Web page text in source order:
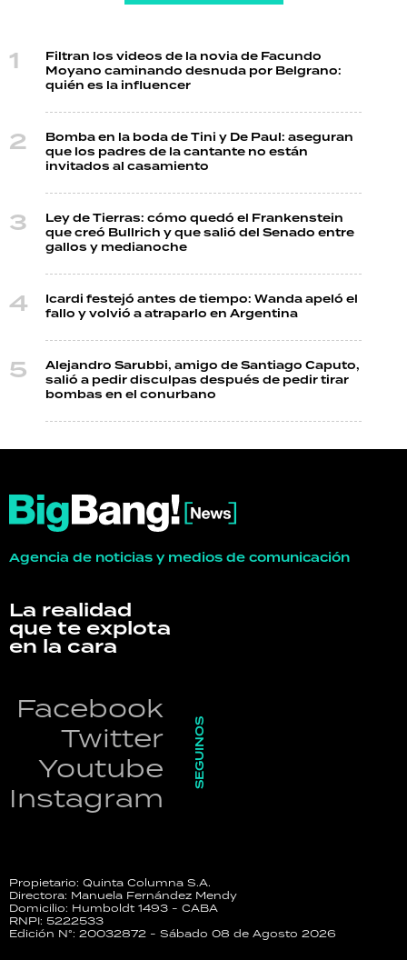
Filtran los videos de la novia de Facundo
Moyano caminando desnuda por Belgrano:
quién es la influencer
Bomba en la boda de Tini y De Paul: aseguran
que los padres de la cantante no están
invitados al casamiento
Ley de Tierras: cómo quedó el Frankenstein
que creó Bullrich y que salió del Senado entre
gallos y medianoche
Icardi festejó antes de tiempo: Wanda apeló el
fallo y volvió a atraparlo en Argentina
Alejandro Sarubbi, amigo de Santiago Caputo,
salió a pedir disculpas después de pedir tirar
bombas en el conurbano
Agencia de noticias y medios de comunicación
La realidad
que te explota
en la cara
Facebook
Twitter
Youtube
Instagram
SEGUINOS
Propietario: Quinta Columna S.A.
Directora: Manuela Fernández Mendy
Domicilio: Humboldt 1493 - CABA
RNPI: 5222533
Edición N°: 20032872 - Sábado 08 de Agosto 2026